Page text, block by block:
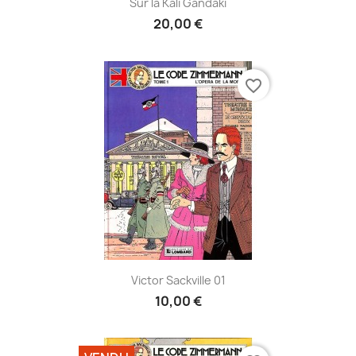
Sur la Kali Gandaki
20,00 €
Victor Sackville 01
10,00 €
favorite_border